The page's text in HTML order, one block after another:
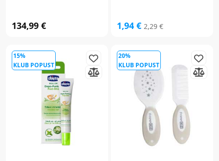
134,99 € 1,94 € 2,29 €
15%
KLUB POPUST
20%
KLUB POPUST